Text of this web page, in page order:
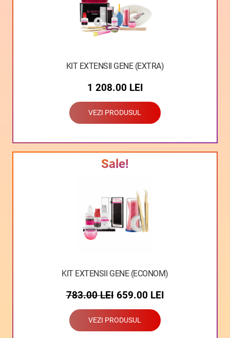
KIT EXTENSII GENE (EXTRA)
1 208.00 LEI
VEZI PRODUSUL
Sale!
KIT EXTENSII GENE (ECONOM)
783.00LEI 659.00 LEI
VEZI PRODUSUL